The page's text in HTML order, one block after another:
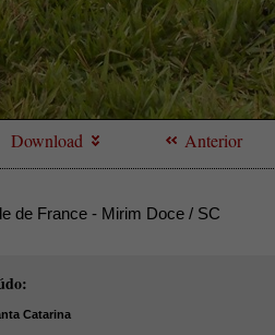
Anterior
Download
de France - Mirim Doce / SC
Catarina